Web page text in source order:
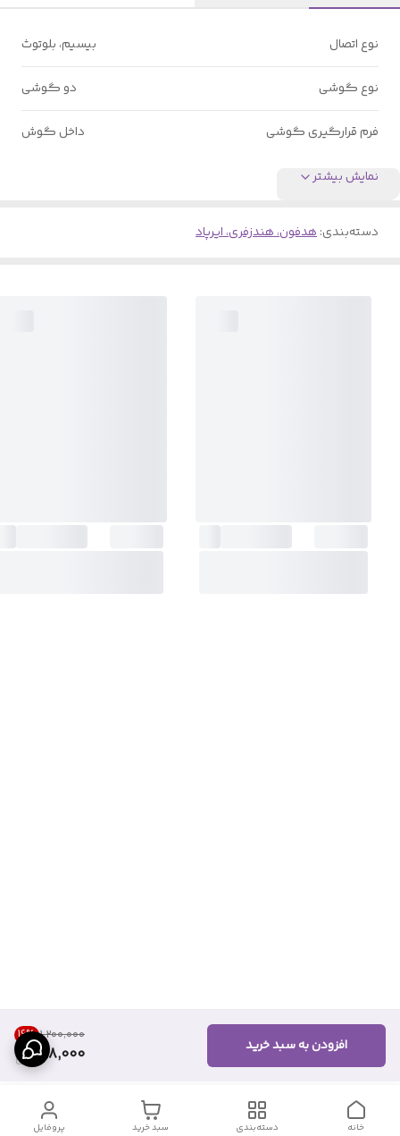
۱٬۲۰۰٬۰۰۰ 16%
998,000 افزودن به سبد خرید
نوع اتصال بیسیم، بلوتوث
نوع گوشی دو گوشی
فرم قرارگیری گوشی داخل گوش
نمایش بیشتر
دسته‌بندی:هدفون، هندزفری، ایرپاد
پروفایل سبد خرید دسته‌بندی خانه